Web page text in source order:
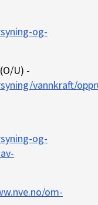
og-
U) -
vannkraft/
og-
om-